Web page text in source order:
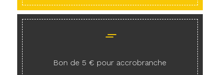
Bon de 5 € pour accrobranche